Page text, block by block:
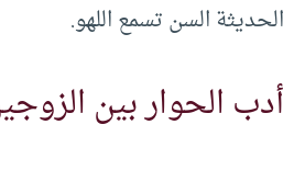
الحديثة السن تسمع اللهو.
أدب الحوار بين